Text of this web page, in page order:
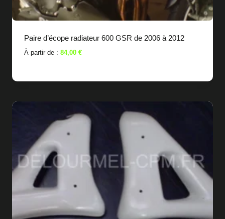
Paire d’écope radiateur 600 GSR de 2006 à 2012
À partir de : 84,00 €